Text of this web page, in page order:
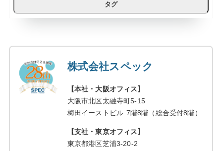
タグ
株式会社スペック
【本社・大阪オフィス】
大阪市北区太融寺町5-15
梅田イーストビル 7階8階（総合受付8階）
【支社・東京オフィス】
東京都港区芝浦3-20-2